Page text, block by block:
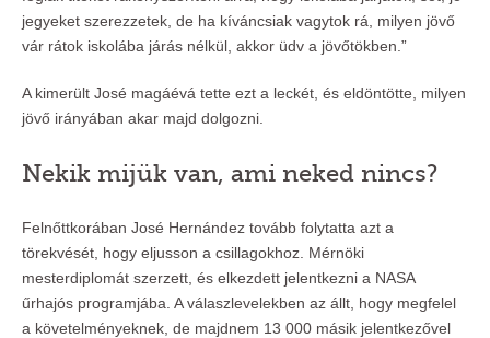
jegyeket szerezzetek, de ha kíváncsiak vagytok rá, milyen jövő
vár rátok iskolába járás nélkül, akkor üdv a jövőtökben.”
A kimerült José magáévá tette ezt a leckét, és eldöntötte, milyen
jövő irányában akar majd dolgozni.
Nekik mijük van, ami neked nincs?
Felnőttkorában José Hernández tovább folytatta azt a
törekvését, hogy eljusson a csillagokhoz. Mérnöki
mesterdiplomát szerzett, és elkezdett jelentkezni a NASA
űrhajós programjába. A válaszlevelekben az állt, hogy megfelel
a követelményeknek, de majdnem 13 000 másik jelentkezővel